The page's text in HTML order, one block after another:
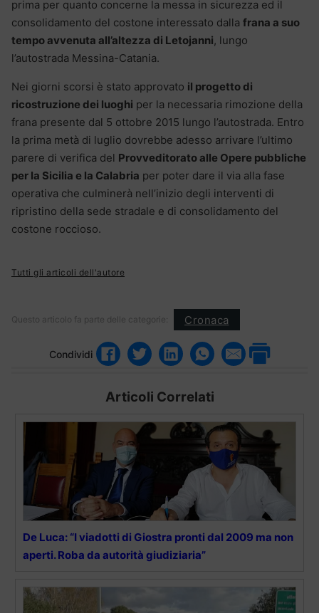
prima per quanto concerne la messa in sicurezza ed il
consolidamento del costone interessato dalla frana a suo
tempo avvenuta all’altezza di Letojanni, lungo
l’autostrada Messina-Catania.
Nei giorni scorsi è stato approvato il progetto di
ricostruzione dei luoghi per la necessaria rimozione della
frana presente dal 5 ottobre 2015 lungo l’autostrada. Entro
la prima metà di luglio dovrebbe adesso arrivare l’ultimo
parere di verifica del Provveditorato alle Opere pubbliche
per la Sicilia e la Calabria per poter dare il via alla fase
operativa che culminerà nell’inizio degli interventi di
ripristino della sede stradale e di consolidamento del
costone roccioso.
Tutti gli articoli dell'autore
Questo articolo fa parte delle categorie: Cronaca
Condividi
Articoli Correlati
De Luca: “I viadotti di Giostra pronti dal 2009 ma non
aperti. Roba da autorità giudiziaria”